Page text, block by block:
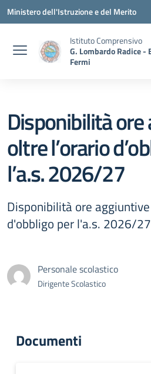
Vai ai contenuti
Vai al menu di navigazione
Vai al footer
Ministero dell'Istruzione e del Merito
Istituto Comprensivo
G. Lombardo Radice -
Fermi
Disponibilità
oltre l’orario
l’a.s. 2026/27
Disponibilità ore
d'obbligo per l'a.s. 2026/27
Personale scolastico
Dirigente Scolastico
Documenti